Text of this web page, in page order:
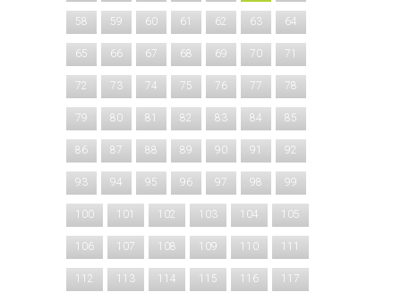
58 59 60 61 62 63 64
65 66 67 68 69 70 71
72 73 74 75 76 77 78
79 80 81 82 83 84 85
86 87 88 89 90 91 92
93 94 95 96 97 98 99
100 101 102 103 104 105
106 107 108 109 110 111
112 113 114 115 116 117